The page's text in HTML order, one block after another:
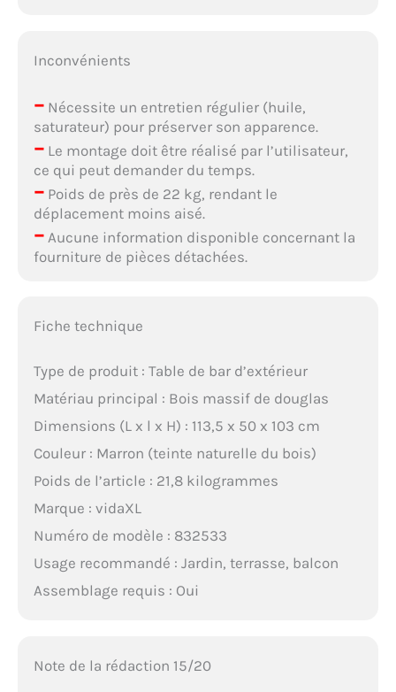
Inconvénients
–Nécessite un entretien régulier (huile,
saturateur) pour préserver son apparence.
–Le montage doit être réalisé par l’utilisateur,
ce qui peut demander du temps.
–Poids de près de 22 kg, rendant le
déplacement moins aisé.
–Aucune information disponible concernant la
fourniture de pièces détachées.
Fiche technique
Type de produit : Table de bar d’extérieur
Matériau principal : Bois massif de douglas
Dimensions (L x l x H) : 113,5 x 50 x 103 cm
Couleur : Marron (teinte naturelle du bois)
Poids de l’article : 21,8 kilogrammes
Marque : vidaXL
Numéro de modèle : 832533
Usage recommandé : Jardin, terrasse, balcon
Assemblage requis : Oui
Note de la rédaction 15/20